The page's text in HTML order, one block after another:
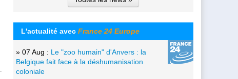
L'actualité avec France 24 Europe
» 07 Aug : Le "zoo humain" d'Anvers : la
Belgique fait face à la déshumanisation
coloniale